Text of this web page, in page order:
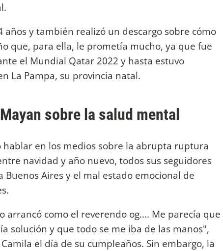
años y también realizó un descargo sobre cómo
que, para ella, le prometía mucho, ya que fue
el Mundial Qatar 2022 y hasta estuvo
La Pampa, su provincia natal.
sobre la salud mental
hablar en los medios sobre la abrupta ruptura
navidad y año nuevo, todos sus seguidores
Aires y el mal estado emocional de
arrancó como el reverendo og.... Me parecía que
solución y que todo se me iba de las manos",
el día de su cumpleaños. Sin embargo, la